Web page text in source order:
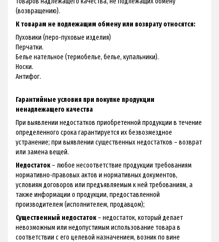
(возвращению).
К товарам не подлежащим обмену или возврату относятся:
Пуховики (перо-пуховые изделия)
Перчатки.
Белье нательное (термобелье, белье, купальники).
Носки.
Антифог.
Гарантийные условия при покупке продукции
ненадлежащего качества
При выявлении недостатков приобретенной продукции в течение
определенного срока гарантируется их безвозмездное
устранение; при выявлении существенных недостатков – возврат
или замена вещей.
Недостаток – любое несоответствие продукции требованиям
нормативно-правовых актов и нормативных документов,
условиям договоров или предъявляемым к ней требованиям, а
также информации о продукции, предоставленной
производителем (исполнителем, продавцом);
Существенный недостаток – недостаток, который делает
невозможным или недопустимым использование товара в
соответствии с его целевой назначением, возник по вине